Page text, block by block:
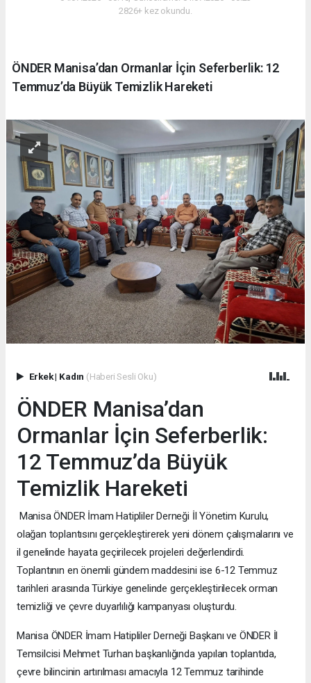
2826+ kez okundu.
ÖNDER Manisa’dan Ormanlar İçin Seferberlik: 12
Temmuz’da Büyük Temizlik Hareketi
Erkek| Kadın (Haberi Sesli Oku)
ÖNDER Manisa’dan
Ormanlar İçin Seferberlik:
12 Temmuz’da Büyük
Temizlik Hareketi
Manisa ÖNDER İmam Hatipliler Derneği İl Yönetim Kurulu,
olağan toplantısını gerçekleştirerek yeni dönem çalışmalarını ve
il genelinde hayata geçirilecek projeleri değerlendirdi.
Toplantının en önemli gündem maddesini ise 6-12 Temmuz
tarihleri arasında Türkiye genelinde gerçekleştirilecek orman
temizliği ve çevre duyarlılığı kampanyası oluşturdu.
Manisa ÖNDER İmam Hatipliler Derneği Başkanı ve ÖNDER İl
Temsilcisi Mehmet Turhan başkanlığında yapılan toplantıda,
çevre bilincinin artırılması amacıyla 12 Temmuz tarihinde